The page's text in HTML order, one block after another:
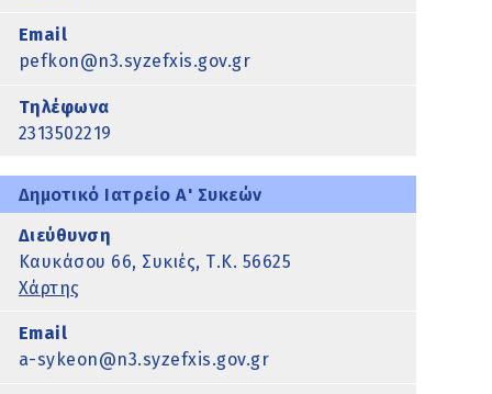
Email
pefkon@n3.syzefxis.gov.gr
Τηλέφωνα
2313502219
Δημοτικό Ιατρείο Α' Συκεών
Διεύθυνση
Καυκάσου 66, Συκιές, Τ.Κ. 56625
Χάρτης
Email
a-sykeon@n3.syzefxis.gov.gr